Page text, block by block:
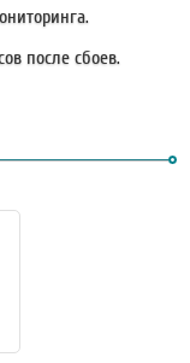
после сбоев.